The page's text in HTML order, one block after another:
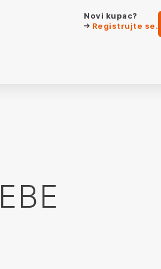
Novi kupac?
Registrujte se.